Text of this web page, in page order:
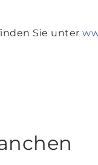
Sie unter